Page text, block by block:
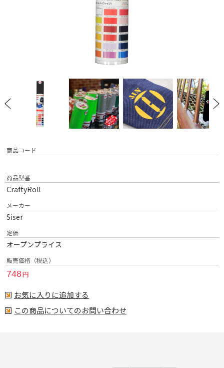
商品コード
商品型番
CraftyRoll
メーカー
Siser
定価
オープンプライス
販売価格（税込）
748円
お気に入りに追加する
この商品についてのお問い合わせ